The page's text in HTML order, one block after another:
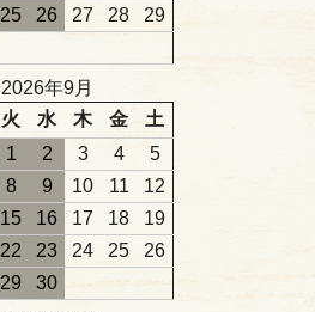
25 26 27 28
29
2026年9月
火 水 木 金
土
1
2 3 4
5
8 9 10 11
12
15 16 17 18
19
22 23 24 25
26
29
30